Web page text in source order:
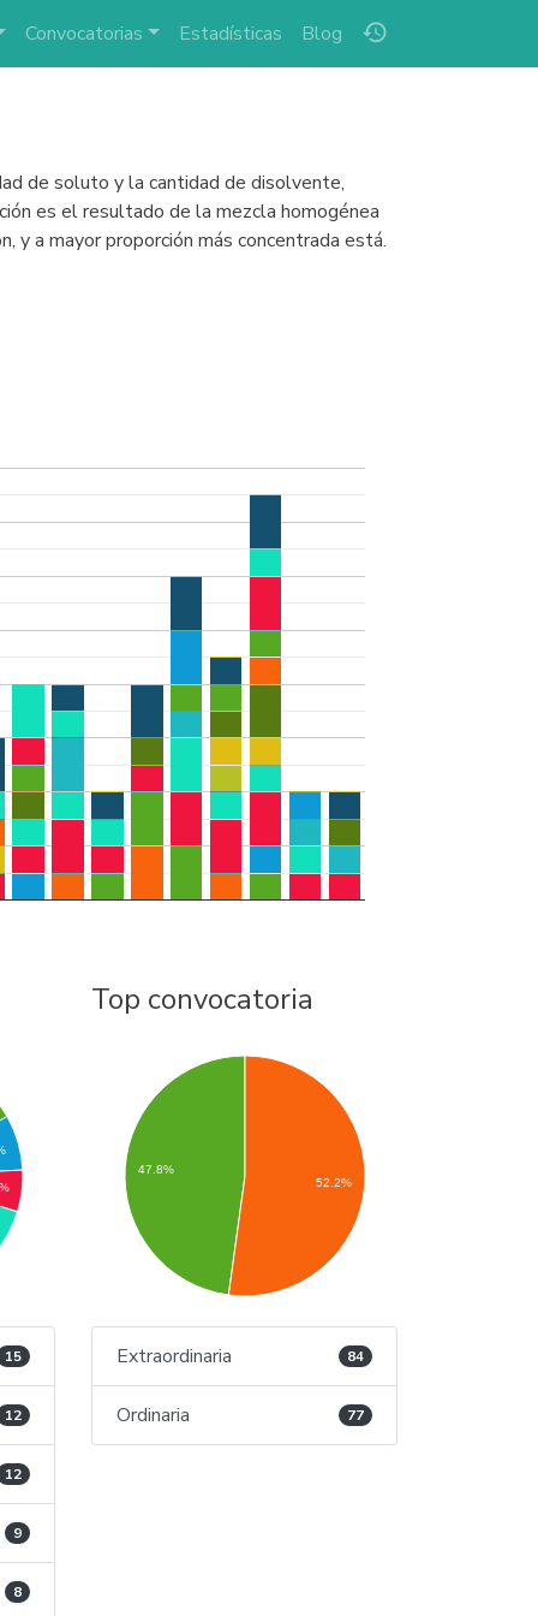
history
Convocatorias Estadísticas Blog
de soluto y la cantidad de disolvente,
es el resultado de la mezcla homogénea
a mayor proporción más concentrada está.
15
12
12
9
8
Top convocatoria
47.8%
52.2%
Extraordinaria 84
Ordinaria 77